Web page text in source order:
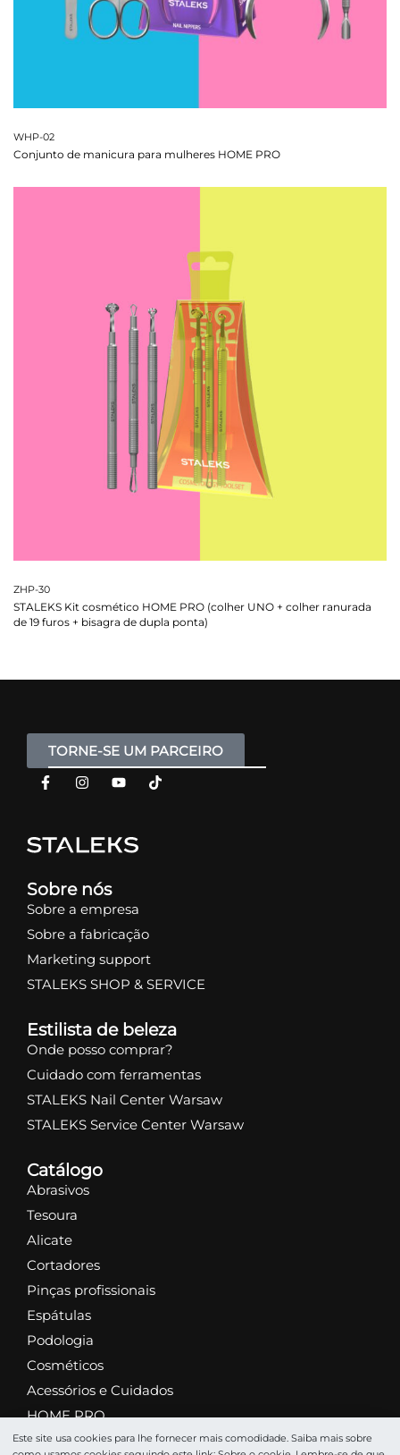
WHP-02
Conjunto de manicura para mulheres HOME PRO
ZHP-30
STALEKS Kit cosmético HOME PRO (colher UNO + colher ranurada
de 19 furos + bisagra de dupla ponta)
TORNE-SE UM PARCEIRO
Sobre nós
Sobre a empresa
Sobre a fabricação
Marketing support
STALEKS SHOP & SERVICE
Estilista de beleza
Onde posso comprar?
Cuidado com ferramentas
STALEKS Nail Center Warsaw
STALEKS Service Center Warsaw
Catálogo
Abrasivos
Tesoura
Alicate
Cortadores
Pinças profissionais
Espátulas
Podologia
Cosméticos
Acessórios e Cuidados
HOME PRO
Este site usa cookies para lhe fornecer mais comodidade. Saiba mais sobre